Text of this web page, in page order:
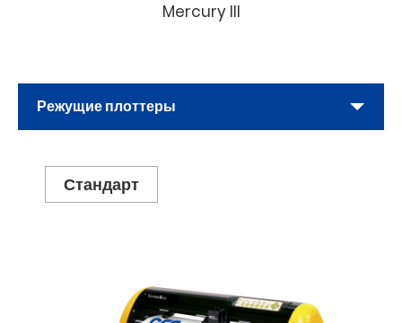
Mercury III
Режущие плоттеры
Стандарт